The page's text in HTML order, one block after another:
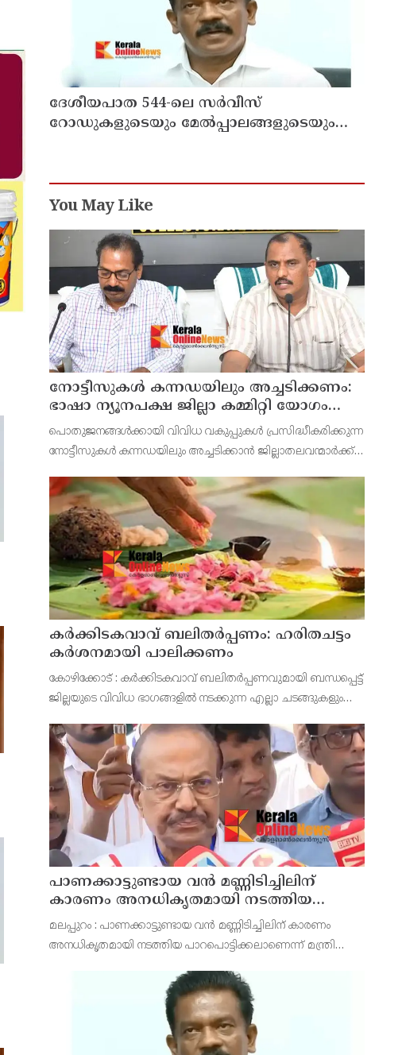
ദേശീയപാത 544-ലെ സർവീസ്
റോഡുകളുടെയും മേൽപ്പാലങ്ങളുടെയും
ഗഡ്കരിയുമായി കൂടിക്കാഴ്ച നടത്തി കെ.
രാധാകൃഷ്ണൻ എം.പി
You May Like
നോട്ടീസുകള്‍ കന്നഡയിലും അച്ചടിക്കണം:
ഭാഷാ ന്യൂനപക്ഷ ജില്ലാ കമ്മിറ്റി യോഗം
ചേര്‍ന്നു
പൊതുജനങ്ങള്‍ക്കായി വിവിധ വകുപ്പുകള്‍ പ്രസിദ്ധീകരിക്കുന്ന
നോട്ടീസുകള്‍ കന്നഡയിലും അച്ചടിക്കാന്‍ ജില്ലാതലവന്മാര്‍ക്ക്
സമിതി യോഗത്തില്‍ തീരുമാനമായി.
കര്‍ക്കിടകവാവ് ബലിതര്‍പ്പണം: ഹരിതചട്ടം
കര്‍ശനമായി പാലിക്കണം
കോഴിക്കോട് : കര്‍ക്കിടകവാവ് ബലിതര്‍പ്പണവുമായി ബന്ധപ്പെട്ട്
ജില്ലയുടെ വിവിധ ഭാഗങ്ങളില്‍ നടക്കുന്ന എല്ലാ ചടങ്ങുകളും
മിഷന്‍ കോഓഡിനേറ്റര്‍ എ ആതിര
പാണക്കാട്ടുണ്ടായ വൻ മണ്ണിടിച്ചിലിന്
കാരണം അനധികൃതമായി നടത്തിയ
പാറപൊട്ടിക്കൽ ; മന്ത്രി പി.കെ.
കുഞ്ഞാലിക്കുട്ടി
മലപ്പുറം : പാണക്കാട്ടുണ്ടായ വൻ മണ്ണിടിച്ചിലിന് കാരണം
അനധികൃതമായി നടത്തിയ പാറപൊട്ടിക്കലാണെന്ന് മന്ത്രി
അനുമതി നൽകിയിരുന്നതെന്നും എന്നാൽ ഇതിന്റെ മ